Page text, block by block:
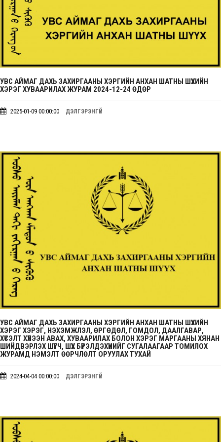
УВС АЙМАГ ДАХЬ ЗАХИРГААНЫ ХЭРГИЙН АНХАН ШАТНЫ ШҮҮХИЙН
ХЭРЭГ ХУВААРИЛАХ ЖУРАМ 2024-12-24 ӨДӨР
2025-01-09 00:00:00 ДЭЛГЭРЭНГҮЙ
УВС АЙМАГ ДАХЬ ЗАХИРГААНЫ ХЭРГИЙН АНХАН ШАТНЫ ШҮҮХИЙН
ХЭРЭГ ХЭРЭГ, НЭХЭМЖЛЭЛ, ӨРГӨДӨЛ, ГОМДОЛ, ДААЛГАВАР,
ХҮСЭЛТ ХҮЛЭЭН АВАХ, ХУВААРИЛАХ БОЛОН ХЭРЭГ МАРГААНЫ ХЯНАН
ШИЙДВЭРЛЭХ ШҮҮГЧ, ШҮҮХ БҮРЭЛДЭХҮҮНИЙГ СУГАЛААГААР ТОМИЛОХ
ЖУРАМД НЭМЭЛТ ӨӨРЧЛӨЛТ ОРУУЛАХ ТУХАЙ
2024-04-04 00:00:00 ДЭЛГЭРЭНГҮЙ